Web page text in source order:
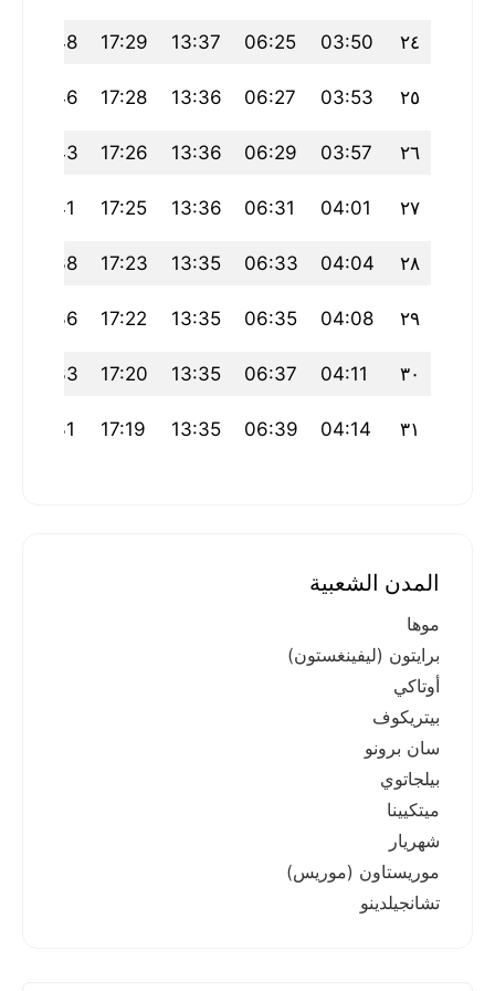
٢٤ 03:50
06:25
13:37
17:29
20:48
٢٥ 03:53
06:27
13:36
17:28
20:46
٢٦ 03:57
06:29
13:36
17:26
20:43
٢٧ 04:01
06:31
13:36
17:25
20:41
٢٨ 04:04
06:33
13:35
17:23
20:38
٢٩ 04:08
06:35
13:35
17:22
20:36
٣٠ 04:11
06:37
13:35
17:20
20:33
٣١ 04:14
06:39
13:35
17:19
20:31
المدن الشعبية
موها
برايتون (ليفينغستون)
أوتاكي
بيتريكوف
سان برونو
بيلجاتوي
ميتكيينا
شهريار
موريستاون (موريس)
تشانجيلدينو